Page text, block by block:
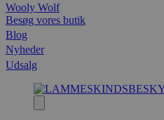
Wooly Wolf
Besøg vores butik
Blog
Nyheder
Udsalg